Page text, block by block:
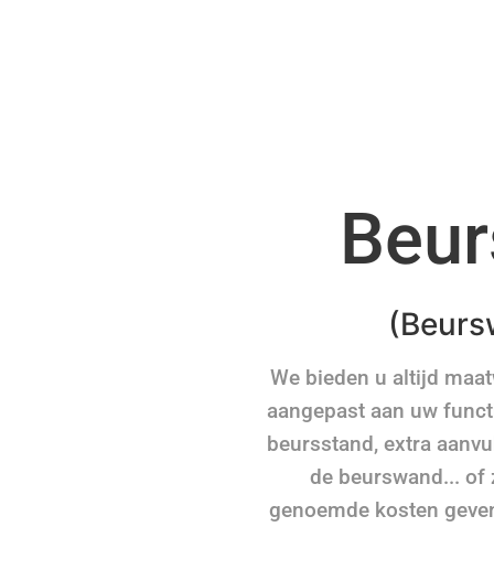
We bieden u altijd
aangepast aan uw
beursstand, extra
de beurswand...
genoemde kosten